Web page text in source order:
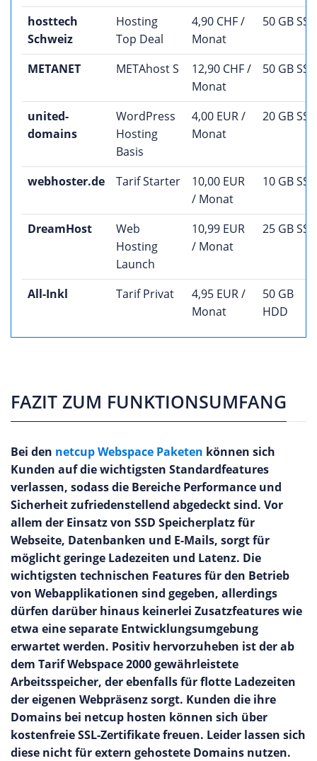
hosttech
Schweiz
Hosting
Top Deal
4,90 CHF /
Monat
50 GB SSD
METANET METAhost S
12,90 CHF /
Monat
50 GB SSD
united-
domains
WordPress
Hosting
Basis
4,00 EUR /
Monat
20 GB SSD
webhoster.de Tarif Starter
10,00 EUR
/ Monat
10 GB SSD
DreamHost
Web
Hosting
Launch
10,99 EUR
/ Monat
25 GB SSD
All-Inkl Tarif Privat
4,95 EUR /
Monat
50 GB
HDD
FAZIT ZUM FUNKTIONSUMFANG
Bei den netcup Webspace Paketen können sich
Kunden auf die wichtigsten Standardfeatures
verlassen, sodass die Bereiche Performance und
Sicherheit zufriedenstellend abgedeckt sind. Vor
allem der Einsatz von SSD Speicherplatz für
Webseite, Datenbanken und E-Mails, sorgt für
möglicht geringe Ladezeiten und Latenz. Die
wichtigsten technischen Features für den Betrieb
von Webapplikationen sind gegeben, allerdings
dürfen darüber hinaus keinerlei Zusatzfeatures wie
etwa eine separate Entwicklungsumgebung
erwartet werden. Positiv hervorzuheben ist der ab
dem Tarif Webspace 2000 gewährleistete
Arbeitsspeicher, der ebenfalls für flotte Ladezeiten
der eigenen Webpräsenz sorgt. Kunden die ihre
Domains bei netcup hosten können sich über
kostenfreie SSL-Zertifikate freuen. Leider lassen sich
diese nicht für extern gehostete Domains nutzen.